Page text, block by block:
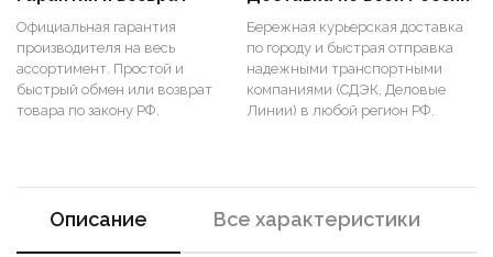
Официальная гарантия
производителя на весь
ассортимент. Простой и
быстрый обмен или возврат
товара по закону РФ.
Бережная курьерская доставка
по городу и быстрая отправка
надежными транспортными
компаниями (СДЭК, Деловые
Линии) в любой регион РФ.
Описание Все характеристики